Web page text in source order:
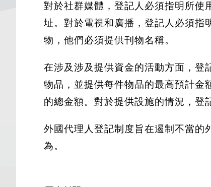
對於社群媒體，登記人必須指明所使
址。對於電視和廣播，登記人必須指
物，他們必須提供刊物名稱。
在涉及涉及提供資金的活動方面，登
物品，並提供每件物品的最高預計金
的總金額。對於提供設施的情況，登
外國代理人登記制度旨在遏制不當的
為。